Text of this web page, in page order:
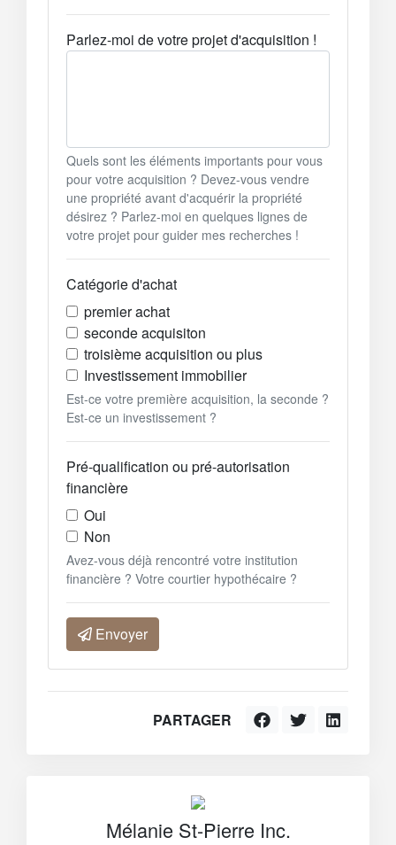
Parlez-moi de votre projet d'acquisition !
Quels sont les éléments importants pour vous
pour votre acquisition ? Devez-vous vendre
une propriété avant d'acquérir la propriété
désirez ? Parlez-moi en quelques lignes de
votre projet pour guider mes recherches !
Catégorie d'achat
premier achat
seconde acquisiton
troisième acquisition ou plus
Investissement immobilier
Est-ce votre première acquisition, la seconde ?
Est-ce un investissement ?
Pré-qualification ou pré-autorisation
financière
Oui
Non
Avez-vous déjà rencontré votre institution
financière ? Votre courtier hypothécaire ?
Envoyer
PARTAGER
Mélanie St-Pierre Inc.